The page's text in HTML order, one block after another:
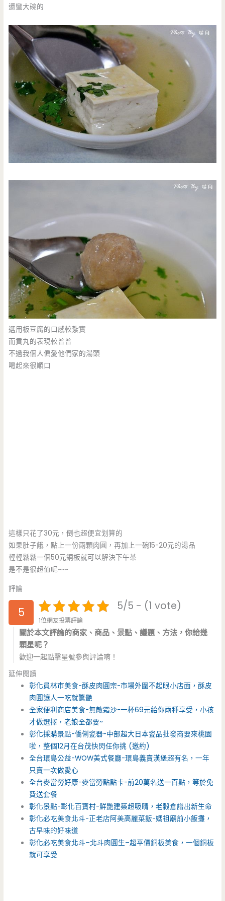
還蠻大碗的
選用板豆腐的口感較紮實
而貢丸的表現較普普
不過我個人偏愛他們家的湯頭
喝起來很順口
這樣只花了30元，倒也超便宜划算的
如果肚子餓，點上一份兩顆肉圓，再加上一碗15-20元的湯品
輕輕鬆鬆一個50元銅板就可以解決下午茶
是不是很超值呢~~~
評論
5 5/5 - (1 vote)
1位網友投票評論
關於本文評論的商家、商品、景點、議題、方法，你給幾
顆星呢？
歡迎一起點擊星號參與評論唷！
延伸閱讀
彰化員林市美食-酥皮肉圓宗-市場外圍不起眼小店面，酥皮
肉圓讓人一吃就驚艷
全家便利商店美食-無敵霜沙-一杯69元給你兩種享受，小孩
才做選擇，老娘全都要~
彰化採購景點-僑俐瓷器-中部超大日本瓷品批發商要來桃園
啦，整個12月在台茂快閃任你挑 (邀約)
全台環島公益-WOW美式餐廳-環島義賣漢堡超有名，一年
只賣一次做愛心
全台麥當勞好康-麥當勞點點卡-前20萬名送一百點，等於免
費送套餐
彰化景點-彰化百寶村-鮮艷建築超吸晴，老榖倉譜出新生命
彰化必吃美食北斗-正老店阿美高麗菜飯-媽祖廟前小飯攤，
古早味的好味道
彰化必吃美食北斗–北斗肉圓生–超平價銅板美食，一個銅板
就可享受